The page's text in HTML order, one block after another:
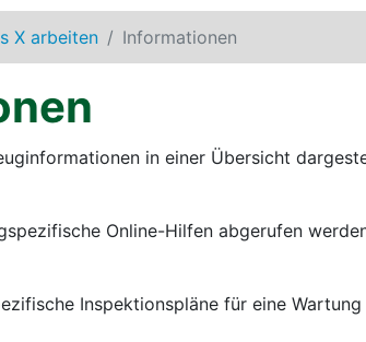
X arbeiten Informationen
in einer Übersicht
Online-Hilfen abgerufen
Inspektionspläne für eine